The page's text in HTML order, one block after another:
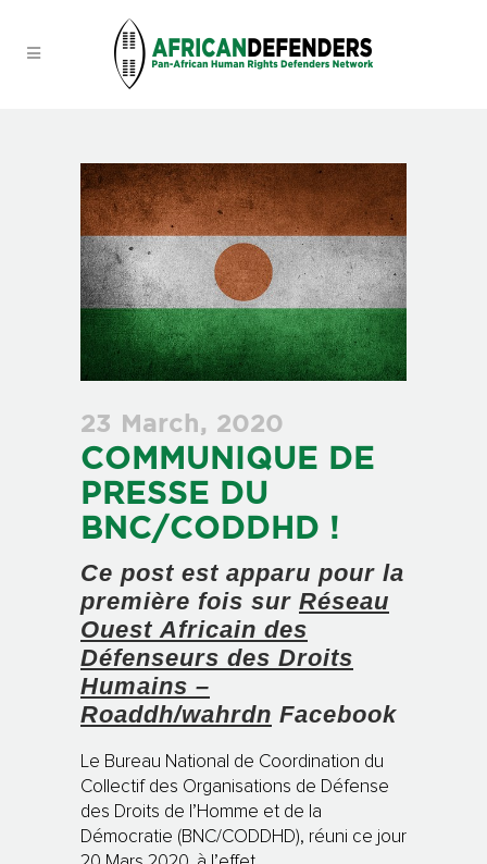
23 March, 2020
COMMUNIQUE DE
PRESSE DU
BNC/CODDHD !
Ce post est apparu pour la
première fois sur Réseau
Ouest Africain des
Défenseurs des Droits
Humains –
Roaddh/wahrdn Facebook
Le Bureau National de Coordination du
Collectif des Organisations de Défense
des Droits de l’Homme et de la
Démocratie (BNC/CODDHD), réuni ce jour